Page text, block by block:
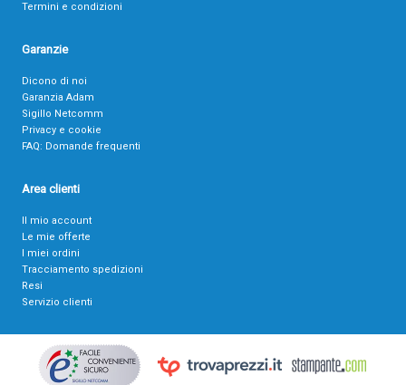
Termini e condizioni
Garanzie
Dicono di noi
Garanzia Adam
Sigillo Netcomm
Privacy e cookie
FAQ: Domande frequenti
Area clienti
Il mio account
Le mie offerte
I miei ordini
Tracciamento spedizioni
Resi
Servizio clienti